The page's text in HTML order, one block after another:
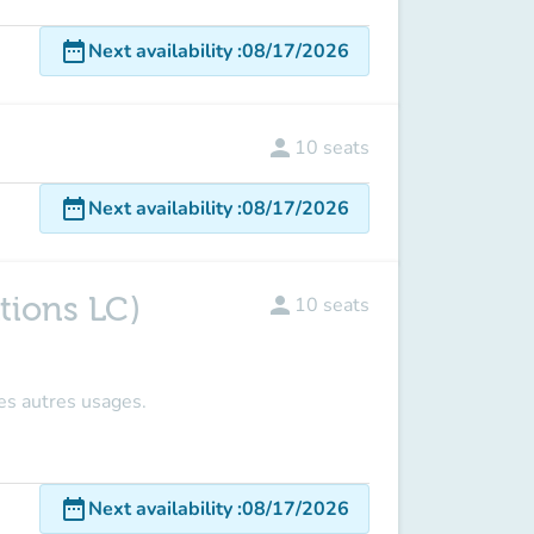
date_rangeNext availability:08/17/2026
person 10 seats
date_rangeNext availability:08/17/2026
LC)
autres usages.
person 10 seats
date_rangeNext availability:08/17/2026